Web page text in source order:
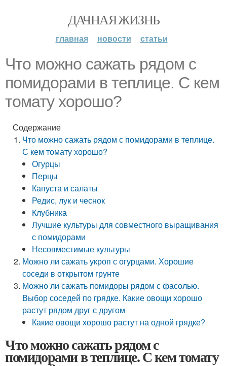
ДАЧНАЯ ЖИЗНЬ
главная новости статьи
Что можно сажать рядом с
помидорами в теплице. С кем
томату хорошо?
Содержание
Что можно сажать рядом с помидорами в теплице.
С кем томату хорошо?
Огурцы
Перцы
Капуста и салаты
Редис, лук и чеснок
Клубника
Лучшие культуры для совместного выращивания
с помидорами
Несовместимые культуры
Можно ли сажать укроп с огурцами. Хорошие
соседи в открытом грунте
Можно ли сажать помидоры рядом с фасолью.
Выбор соседей по грядке. Какие овощи хорошо
растут рядом друг с другом
Какие овощи хорошо растут на одной грядке?
Что можно сажать рядом с
помидорами в теплице. С кем томату